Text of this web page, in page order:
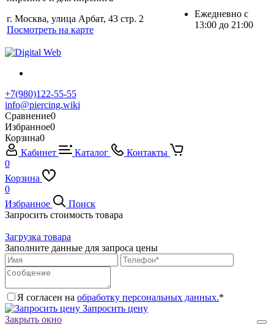
г. Москва, улица Арбат, 43 стр. 2
Посмотреть на карте
Ежедневно с
13:00 до 21:00
+7(980)122-55-55
info@piercing.wiki
Сравнение0
Избранное0
Корзина0
Кабинет
Каталог
Контакты
0
Корзина
0
Избранное
Поиск
Запросить стоимость товара
Загрузка товара
Заполните данные для запроса цены
Я согласен на обработку персональных данных.*
Запросить цену
Закрыть окно